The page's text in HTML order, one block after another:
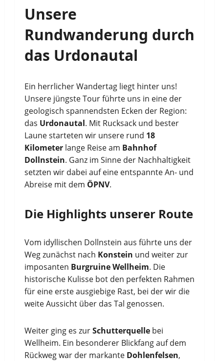
Unsere
Rundwanderung durch
das Urdonautal
Ein herrlicher Wandertag liegt hinter uns!
Unsere jüngste Tour führte uns in eine der
geologisch spannendsten Ecken der Region:
das Urdonautal. Mit Rucksack und bester
Laune starteten wir unsere rund 18
Kilometer lange Reise am Bahnhof
Dollnstein. Ganz im Sinne der Nachhaltigkeit
setzten wir dabei auf eine entspannte An- und
Abreise mit dem ÖPNV.
Die Highlights unserer Route
Vom idyllischen Dollnstein aus führte uns der
Weg zunächst nach Konstein und weiter zur
imposanten Burgruine Wellheim. Die
historische Kulisse bot den perfekten Rahmen
für eine erste ausgiebige Rast, bei der wir die
weite Aussicht über das Tal genossen.
Weiter ging es zurSchutterquelle bei
Wellheim. Ein besonderer Blickfang auf dem
Rückweg war der markante Dohlenfelsen,